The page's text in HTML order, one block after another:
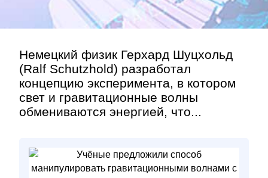
Немецкий физик Герхард Шуцхольд
(Ralf Schutzhold) разработал
концепцию эксперимента, в котором
свет и гравитационные волны
обмениваются энергией, что...
Контакт